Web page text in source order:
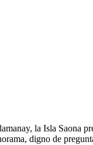
la Isla Saona
digno de